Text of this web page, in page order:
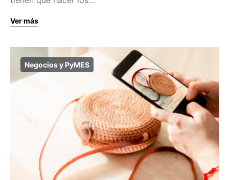
Ver más
Negocios y PyMES